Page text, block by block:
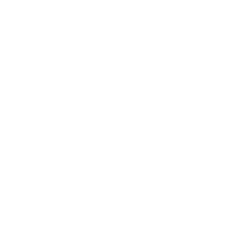
mit ausländischer